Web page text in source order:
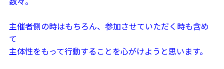
主催者側の時はもちろん、参加させていただく時も含め
て
主体性をもって行動することを心がけようと思います。